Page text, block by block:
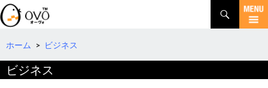
検
索
コ
テ
へ
ホーム > ビジネス
ビジネス